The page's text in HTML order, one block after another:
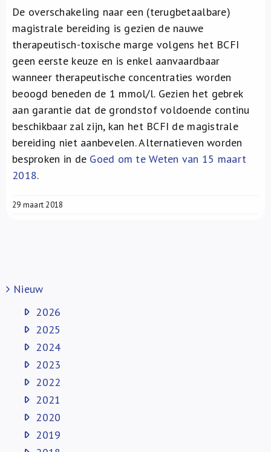
De overschakeling naar een (terugbetaalbare)
magistrale bereiding is gezien de nauwe
therapeutisch-toxische marge volgens het BCFI
geen eerste keuze en is enkel aanvaardbaar
wanneer therapeutische concentraties worden
beoogd beneden de 1 mmol/l. Gezien het gebrek
aan garantie dat de grondstof voldoende continu
beschikbaar zal zijn, kan het BCFI de magistrale
bereiding niet aanbevelen. Alternatieven worden
besproken in de Goed om te Weten van 15 maart
2018.
29 maart 2018
Nieuw
2026
2025
2024
2023
2022
2021
2020
2019